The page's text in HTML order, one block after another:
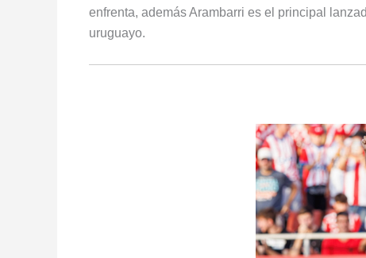
enfrenta, además Arambarri es el principal
uruguayo.